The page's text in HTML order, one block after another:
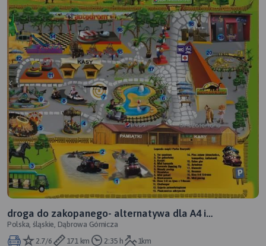
droga do zakopanego- alternatywa dla A4 i
zakopianki. wyjazd z zakopanego.
Polska, śląskie, Dąbrowa Górnicza
2.7/6
171 km 2:35 h 1km